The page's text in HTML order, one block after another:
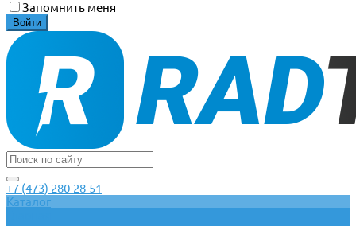
Запомнить меня
+7 (473) 280-28-51
Каталог